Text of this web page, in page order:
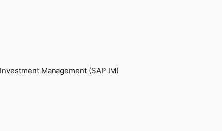
Investment Management (SAP IM)